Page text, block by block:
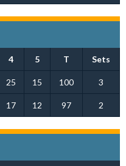
4 5 T Sets
25 15 100 3
17 12 97 2